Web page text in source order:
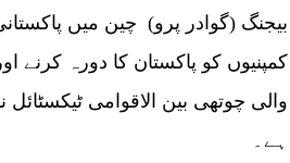
کمپنیوں کو پاکستان کا دورہ کرنے
ہے۔